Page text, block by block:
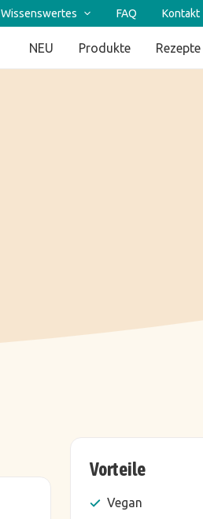
Wissenswertes FAQ Kontakt
NEU Produkte Rezepte
Vorteile
Vegan